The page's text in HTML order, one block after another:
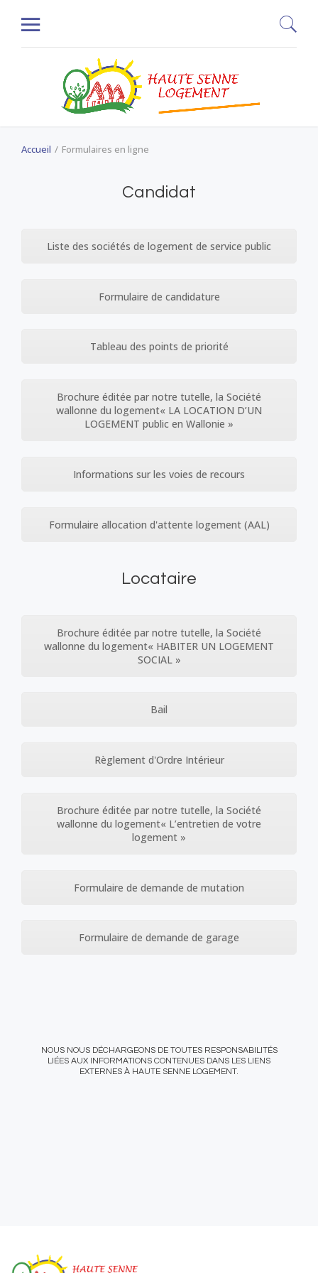
Accueil Formulaires en ligne
Candidat
Liste des sociétés de logement de service public
Formulaire de candidature
Tableau des points de priorité
Brochure éditée par notre tutelle, la Société
wallonne du logement« LA LOCATION D’UN
LOGEMENT public en Wallonie »
Informations sur les voies de recours
Formulaire allocation d'attente logement (AAL)
Locataire
Brochure éditée par notre tutelle, la Société
wallonne du logement« HABITER UN LOGEMENT
SOCIAL »
Bail
Règlement d'Ordre Intérieur
Brochure éditée par notre tutelle, la Société
wallonne du logement« L’entretien de votre
logement »
Formulaire de demande de mutation
Formulaire de demande de garage
NOUS NOUS DÉCHARGEONS DE TOUTES RESPONSABILITÉS
LIÉES AUX INFORMATIONS CONTENUES DANS LES LIENS
EXTERNES À HAUTE SENNE LOGEMENT.